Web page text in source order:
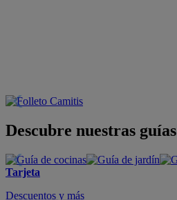
Descubre nuestras guías
Tarjeta
Descuentos y más